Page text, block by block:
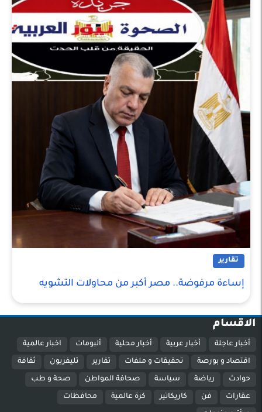
تقارير
إساءة مرفوضة.. مصر أكبر من محاولات التشويه
الاقسام
أخبار عاجلة أخبار عربية أخبار محلية ألبومات اخبار عالمية
اقتصاد و بورصة تحقيقات و ملفات تقارير تليفزيون ثقافة
حوادث رياضة سياسة صحافة المواطن صحة و طب
عقارات فن كاريكاتير كرة عالمية محافظات